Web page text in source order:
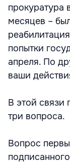
прокуратура
месяцев –
попытки
апреля. По
ваши
В этой связи
три вопроса.
Вопрос